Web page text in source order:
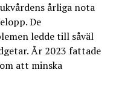
årliga nota
De
ledde till såväl
År 2023 fattade
att minska